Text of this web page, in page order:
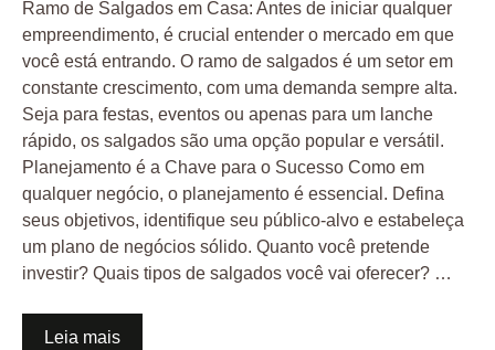
Ramo de Salgados em Casa: Antes de iniciar qualquer
empreendimento, é crucial entender o mercado em que
você está entrando. O ramo de salgados é um setor em
constante crescimento, com uma demanda sempre alta.
Seja para festas, eventos ou apenas para um lanche
rápido, os salgados são uma opção popular e versátil.
Planejamento é a Chave para o Sucesso Como em
qualquer negócio, o planejamento é essencial. Defina
seus objetivos, identifique seu público-alvo e estabeleça
um plano de negócios sólido. Quanto você pretende
investir? Quais tipos de salgados você vai oferecer? …
Leia mais